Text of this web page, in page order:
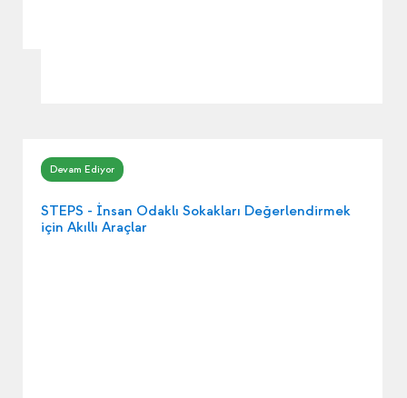
STEPS - İnsan Odaklı Sokakları Değerlendirmek
için Akıllı Araçlar